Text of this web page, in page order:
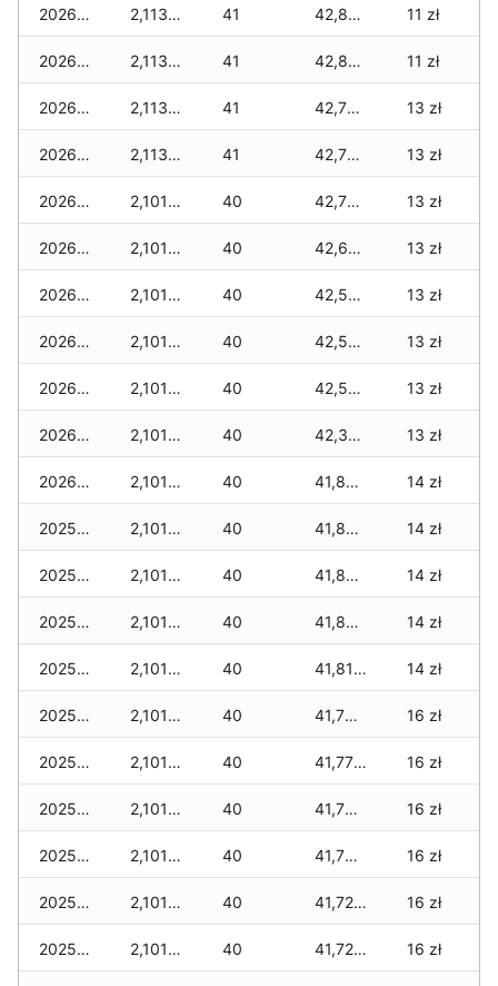
2026-01-12 2,113 zł 41 42,837 zł 11 zł
2026-01-11 2,113 zł 41 42,802 zł 11 zł
2026-01-09 2,113 zł 41 42,767 zł 13 zł
2026-01-08 2,113 zł 41 42,732 zł 13 zł
2026-01-07 2,101 zł 40 42,720 zł 13 zł
2026-01-06 2,101 zł 40 42,621 zł 13 zł
2026-01-05 2,101 zł 40 42,562 zł 13 zł
2026-01-04 2,101 zł 40 42,527 zł 13 zł
2026-01-03 2,101 zł 40 42,527 zł 13 zł
2026-01-02 2,101 zł 40 42,323 zł 13 zł
2026-01-01 2,101 zł 40 41,871 zł 14 zł
2025-12-31 2,101 zł 40 41,871 zł 14 zł
2025-12-30 2,101 zł 40 41,871 zł 14 zł
2025-12-29 2,101 zł 40 41,824 zł 14 zł
2025-12-28 2,101 zł 40 41,812 zł 14 zł
2025-12-27 2,101 zł 40 41,788 zł 16 zł
2025-12-26 2,101 zł 40 41,776 zł 16 zł
2025-12-25 2,101 zł 40 41,764 zł 16 zł
2025-12-24 2,101 zł 40 41,764 zł 16 zł
2025-12-23 2,101 zł 40 41,729 zł 16 zł
2025-12-22 2,101 zł 40 41,729 zł 16 zł